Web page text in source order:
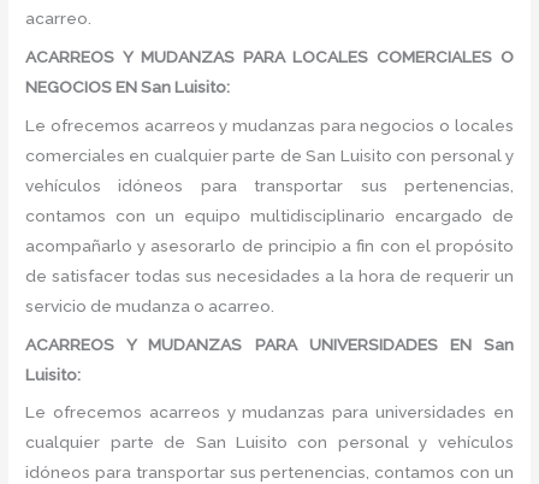
acarreo.
ACARREOS Y MUDANZAS PARA LOCALES COMERCIALES O
NEGOCIOS EN San Luisito:
Le ofrecemos acarreos y mudanzas para negocios o locales
comerciales en cualquier parte de San Luisito con personal y
vehículos idóneos para transportar sus pertenencias,
contamos con un equipo multidisciplinario encargado de
acompañarlo y asesorarlo de principio a fin con el propósito
de satisfacer todas sus necesidades a la hora de requerir un
servicio de mudanza o acarreo.
ACARREOS Y MUDANZAS PARA UNIVERSIDADES EN San
Luisito:
Le ofrecemos acarreos y mudanzas para universidades en
cualquier parte de San Luisito con personal y vehículos
idóneos para transportar sus pertenencias, contamos con un